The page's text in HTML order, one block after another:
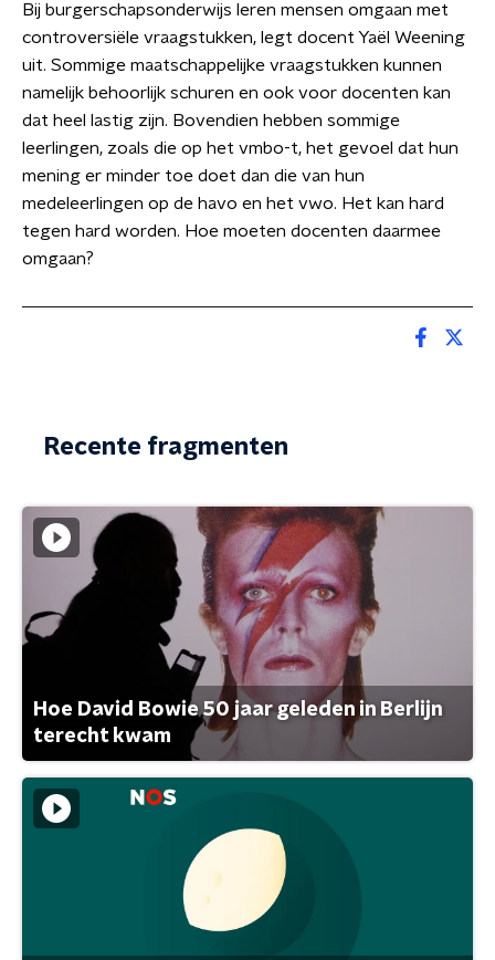
Bij burgerschapsonderwijs leren mensen omgaan met
controversiële vraagstukken, legt docent Yaël Weening
uit. Sommige maatschappelijke vraagstukken kunnen
namelijk behoorlijk schuren en ook voor docenten kan
dat heel lastig zijn. Bovendien hebben sommige
leerlingen, zoals die op het vmbo-t, het gevoel dat hun
mening er minder toe doet dan die van hun
medeleerlingen op de havo en het vwo. Het kan hard
tegen hard worden. Hoe moeten docenten daarmee
omgaan?
Recente fragmenten
Hoe David Bowie 50 jaar geleden in Berlijn
terecht kwam